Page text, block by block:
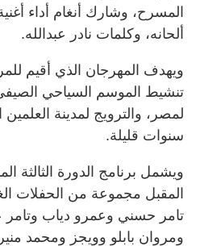
المسرح، وشارك أنغام أداء
ألحانه، وكلمات نادر عبدالله.
تنشيط الموسم السياحي
لمصر، والترويج لمدينة
سنوات قليلة.
المقبل مجموعة من الحفلات
تامر حسني وعمرو دياب
ومروان بابلو وويجز ومحمد